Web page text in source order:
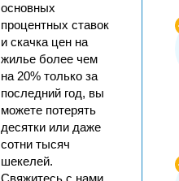
основных
процентных ставок
и скачка цен на
жилье более чем
на 20% только за
последний год, вы
можете потерять
десятки или даже
сотни тысяч
шекелей.
Свяжитесь с нами